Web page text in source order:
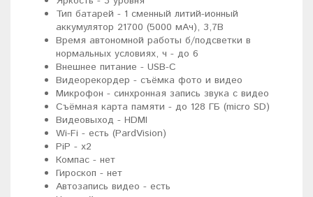
Тип батарей - 1 сменный литий-ионный
аккумулятор 21700 (5000 мАч), 3,7В
Время автономной работы б/подсветки в
нормальных условиях, ч - до 6
Внешнее питание - USB-C
Видеорекордер - съёмка фото и видео
Микрофон - синхронная запись звука с видео
Съёмная карта памяти - до 128 ГБ (micro SD)
Видеовыход - HDMI
Wi-Fi - есть (PardVision)
PiP - x2
Компас - нет
Гироскоп - нет
Автозапись видео - есть